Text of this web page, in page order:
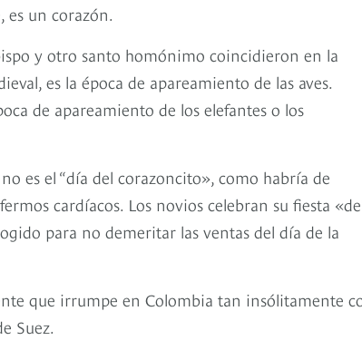
es un corazón.
y otro santo homónimo coincidieron en la
es la época de apareamiento de las aves.
de apareamiento de los elefantes o los
es el “día del corazoncito», como habría de
cardíacos. Los novios celebran su fiesta
para no demeritar las ventas del día de la
que irrumpe en Colombia tan insólitamente
Suez.